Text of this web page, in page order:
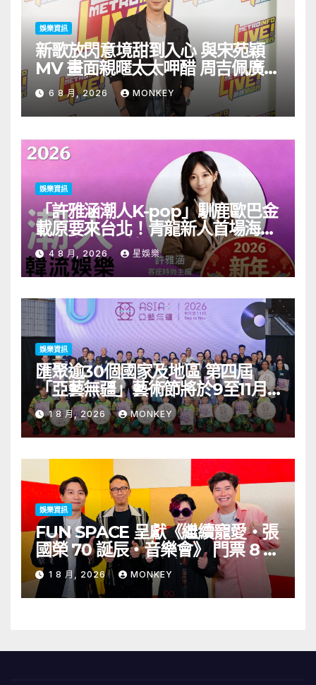
娛樂資訊
新歌放閃意境甜到入心 與宋苑穎
MV 畫面親暱太太呷醋 周吉佩廣州
一日三場熱血 Busking
6 8 月, 2026 MONKEY
娛樂資訊
「許雅涵潮人K-pop」馴鹿歐巴金
載原要來台北！青龍新人首場海外
見面會8/9開搶
4 8 月, 2026 星娛樂
娛樂資訊
匯聚逾30個國家及地區 第四屆
「亞藝無疆」藝術節將於9至11月
舉行 開幕節目《三角演義》音樂會
演出陣容包括王雙駿夥拍恭碩良 聯
同來自蒙古的Uuhai、韓國的
KARDI和泰國的KIKI震懾舞台
1 8 月, 2026 MONKEY
娛樂資訊
FUN SPACE 呈獻《繼續寵愛・張
國榮 70 誕辰・音樂會》 門票 8 月
1 日至 10 日於「健康．旦」優先訂
購
1 8 月, 2026 MONKEY